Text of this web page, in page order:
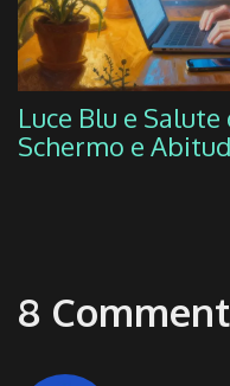
Luce Blu e
Schermo e
8